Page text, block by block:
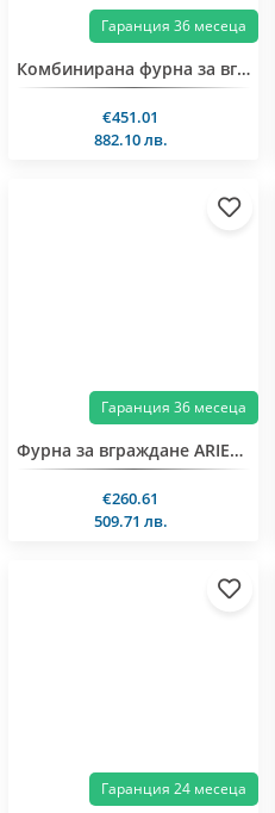
Гаранция 36 месеца
Комбинирана фурна за вграждане ARIELLI AOE-1472BMW
€451.01
882.10 лв.
Гаранция 36 месеца
Фурна за вграждане ARIELLI AOE-1372BAF
€260.61
509.71 лв.
Гаранция 24 месеца